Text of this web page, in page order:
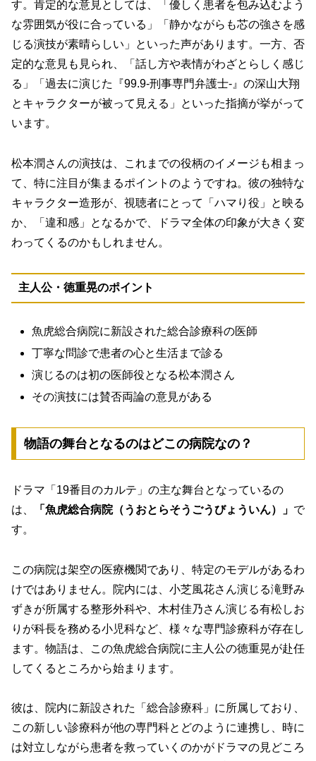
す。肯定的な意見としては、「優しく患者を包み込むよう
な雰囲気が役に合っている」「静かながらも芯の強さを感
じる演技が素晴らしい」といった声があります。一方、否
定的な意見も見られ、「話し方や表情がわざとらしく感じ
る」「過去に演じた『99.9-刑事専門弁護士-』の深山大翔
とキャラクターが被って見える」といった指摘が挙がって
います。
松本潤さんの演技は、これまでの役柄のイメージも相まっ
て、特に注目が集まるポイントのようですね。彼の独特な
キャラクター造形が、視聴者にとって「ハマり役」と映る
か、「違和感」となるかで、ドラマ全体の印象が大きく変
わってくるのかもしれません。
主人公・徳重晃のポイント
魚虎総合病院に新設された総合診療科の医師
丁寧な問診で患者の心と生活まで診る
演じるのは初の医師役となる松本潤さん
その演技には賛否両論の意見がある
物語の舞台となるのはどこの病院なの？
ドラマ「19番目のカルテ」の主な舞台となっているの
は、
「魚虎総合病院（うおとらそうごうびょういん）」 で
す。
この病院は架空の医療機関であり、特定のモデルがあるわ
けではありません。院内には、小芝風花さん演じる滝野み
ずきが所属する整形外科や、木村佳乃さん演じる有松しお
りが科長を務める小児科など、様々な専門診療科が存在し
ます。物語は、この魚虎総合病院に主人公の徳重晃が赴任
してくるところから始まります。
彼は、院内に新設された「総合診療科」に所属しており、
この新しい診療科が他の専門科とどのように連携し、時に
は対立しながら患者を救っていくのかがドラマの見どころ